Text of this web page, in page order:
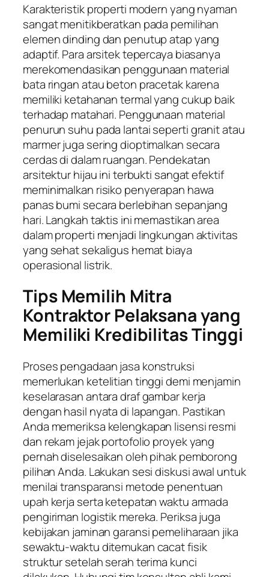
Karakteristik properti modern yang nyaman
sangat menitikberatkan pada pemilihan
elemen dinding dan penutup atap yang
adaptif. Para arsitek tepercaya biasanya
merekomendasikan penggunaan material
bata ringan atau beton pracetak karena
memiliki ketahanan termal yang cukup baik
terhadap matahari. Penggunaan material
penurun suhu pada lantai seperti granit atau
marmer juga sering dioptimalkan secara
cerdas di dalam ruangan. Pendekatan
arsitektur hijau ini terbukti sangat efektif
meminimalkan risiko penyerapan hawa
panas bumi secara berlebihan sepanjang
hari. Langkah taktis ini memastikan area
dalam properti menjadi lingkungan aktivitas
yang sehat sekaligus hemat biaya
operasional listrik.
Tips Memilih Mitra
Kontraktor Pelaksana yang
Memiliki Kredibilitas Tinggi
Proses pengadaan jasa konstruksi
memerlukan ketelitian tinggi demi menjamin
keselarasan antara draf gambar kerja
dengan hasil nyata di lapangan. Pastikan
Anda memeriksa kelengkapan lisensi resmi
dan rekam jejak portofolio proyek yang
pernah diselesaikan oleh pihak pemborong
pilihan Anda. Lakukan sesi diskusi awal untuk
menilai transparansi metode penentuan
upah kerja serta ketepatan waktu armada
pengiriman logistik mereka. Periksa juga
kebijakan jaminan garansi pemeliharaan jika
sewaktu-waktu ditemukan cacat fisik
struktur setelah serah terima kunci